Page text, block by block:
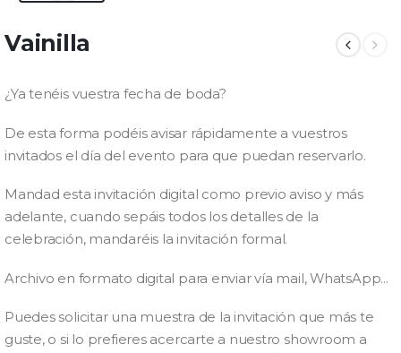
Vainilla
¿Ya tenéis vuestra fecha de boda?
De esta forma podéis avisar rápidamente a vuestros
invitados el día del evento para que puedan reservarlo.
Mandad esta invitación digital como previo aviso y más
adelante, cuando sepáis todos los detalles de la
celebración, mandaréis la invitación formal.
Archivo en formato digital para enviar vía mail, WhatsApp…
Puedes solicitar una muestra de la invitación que más te
guste, o si lo prefieres acercarte a nuestro showroom a